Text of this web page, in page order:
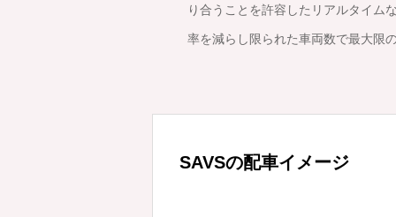
り合うことを許容したリアルタイム
率を減らし限られた車両数で最大限
SAVSの配車イメージ